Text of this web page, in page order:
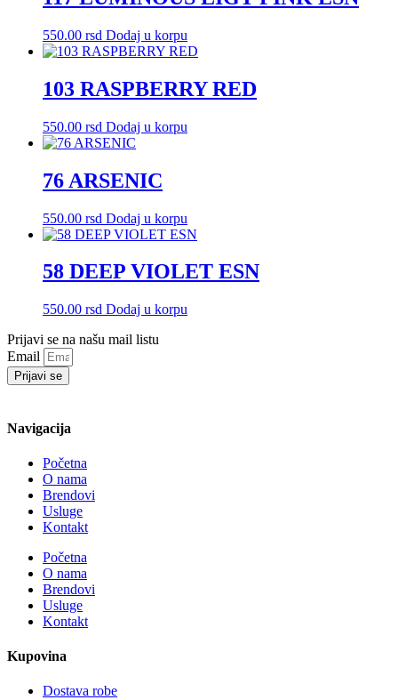
550.00 rsd Dodaj u korpu
103 RASPBERRY RED
550.00 rsd Dodaj u korpu
76 ARSENIC
550.00 rsd Dodaj u korpu
58 DEEP VIOLET ESN
550.00 rsd Dodaj u korpu
Prijavi se na našu mail listu
Email
Prijavi se
Navigacija
Početna
O nama
Brendovi
Usluge
Kontakt
Početna
O nama
Brendovi
Usluge
Kontakt
Kupovina
Dostava robe